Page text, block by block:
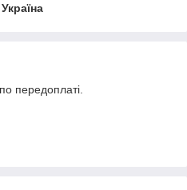
Україна
передоплаті.